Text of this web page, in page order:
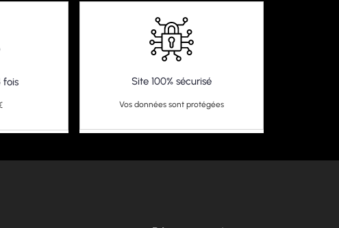
fois Site 100% sécurisé
Vos données sont protégées